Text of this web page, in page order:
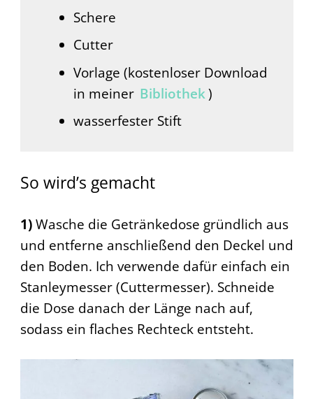
Schere
Cutter
Vorlage (kostenloser Download
in meiner Bibliothek)
wasserfester Stift
So wird’s gemacht
1)Wasche die Getränkedose gründlich aus
und entferne anschließend den Deckel und
den Boden. Ich verwende dafür einfach ein
Stanleymesser (Cuttermesser). Schneide
die Dose danach der Länge nach auf,
sodass ein flaches Rechteck entsteht.